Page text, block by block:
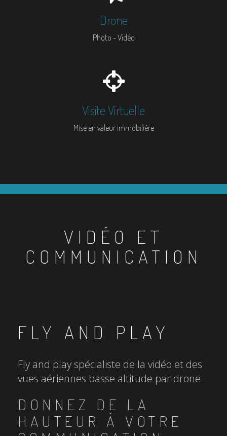
Drone
Photo - Vidéo
Visite Virtuelle
Mise en valeur immobilière
VIDÉO ET
COMMUNICATION
FLY AND PLAY
Fly and play spécialiste de la vidéo et des
vues aériennes basse altitude par drone.
DONNEZ DE LA
HAUTEUR À VOTRE